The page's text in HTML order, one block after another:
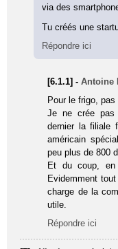
via des
Tu créés une
Répondre ici
[6.1.1] -Antoine
Pour le frigo,
Je ne crée pas
dernier la filiale
américain
peu plus de 800
Et du coup, en
Evidemment
charge de la
utile.
Répondre ici